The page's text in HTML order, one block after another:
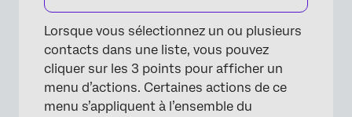
Lorsque vous sélectionnez un ou plusieurs
contacts dans une liste, vous pouvez
cliquer sur les 3 points pour afficher un
menu d’actions. Certaines actions de ce
menu s’appliquent à l’ensemble du